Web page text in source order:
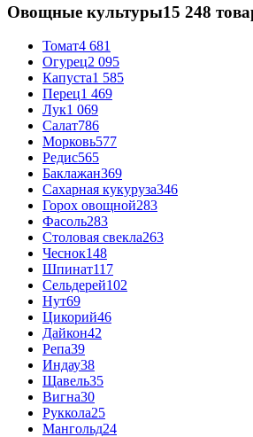
Овощные культуры15 248
Томат4 681
Огурец2 095
Капуста1 585
Перец1 469
Лук1 069
Салат786
Морковь577
Редис565
Баклажан369
Сахарная кукуруза346
Горох овощной283
Фасоль283
Столовая свекла263
Чеснок148
Шпинат117
Сельдерей102
Нут69
Цикорий46
Дайкон42
Репа39
Индау38
Щавель35
Вигна30
Руккола25
Мангольд24